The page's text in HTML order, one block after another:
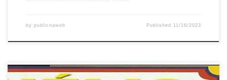
by publicnaweb Published 11/16/2023